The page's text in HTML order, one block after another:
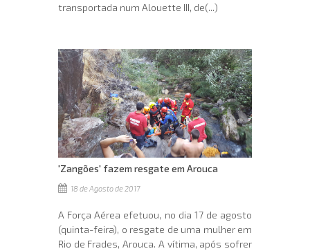
transportada num Alouette III, de(...)
'Zangões' fazem resgate em Arouca
18 de Agosto de 2017
A Força Aérea efetuou, no dia 17 de agosto
(quinta-feira), o resgate de uma mulher em
Rio de Frades, Arouca. A vítima, após sofrer